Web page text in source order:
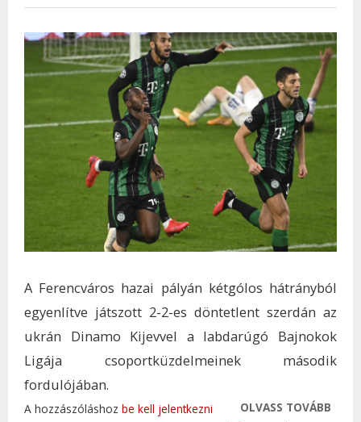
A Ferencváros hazai pályán kétgólos hátrányból
egyenlítve játszott 2-2-es döntetlent szerdán az
ukrán Dinamo Kijevvel a labdarúgó Bajnokok
Ligája csoportküzdelmeinek második
fordulójában.
OLVASS TOVÁBB
A hozzászóláshoz be kell jelentkezni